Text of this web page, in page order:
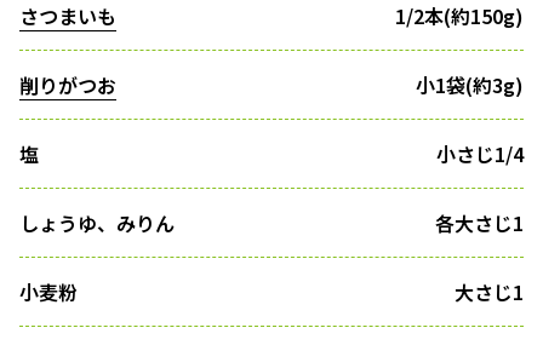
さつまいも 1/2本(約150g)
削りがつお 小1袋(約3g)
塩 小さじ1/4
しょうゆ、みりん 各大さじ1
小麦粉 大さじ1